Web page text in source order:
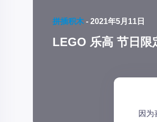
拼插积木 - 2021年5月11日
LEGO 乐高 节日限
因为